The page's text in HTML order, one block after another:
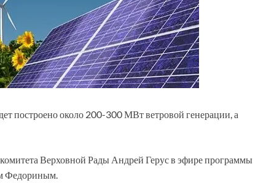
построено около 200-300 МВт ветровой генерации, а
комитета Верховной Рады Андрей Герус в эфире программы
Федориным.